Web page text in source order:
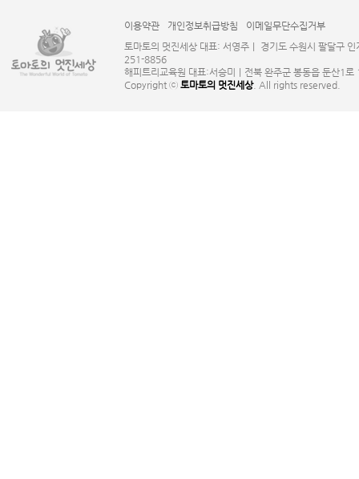
이용약관 개인정보취급방침
이메일무단수집거부
토마토의 멋진세상 대표: 서영주｜ 경기도 수원시 팔달
251-8856
해피트리교육원 대표:서승미｜전북 완주군 봉동읍 둔산
Copyright ⓒ 토마토의 멋진세상. All rights reserved.